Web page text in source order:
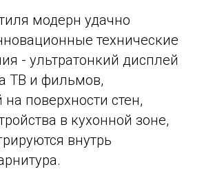
модерн удачно
технические
- ультратонкий дисплей
ТВ и фильмов,
поверхности стен,
в кухонной зоне,
внутрь